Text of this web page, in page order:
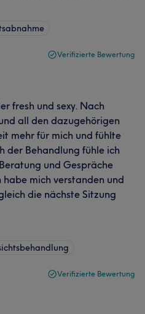
Verifizierte Bewertung
fresh und sexy. Nach
all den dazugehörigen
mehr für mich und fühlte
der Behandlung fühle ich
und Gespräche
mich verstanden und
die nächste Sitzung
Verifizierte Bewertung